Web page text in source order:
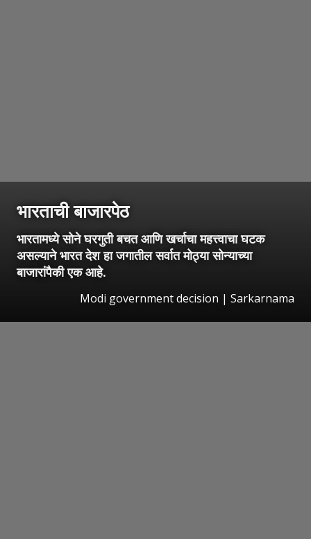
भारताची बाजारपेठ
भारतामध्ये सोने घरगुती बचत आणि खर्चाचा महत्त्वाचा घटक
असल्याने भारत देश हा जगातील सर्वात मोठ्या सोन्याच्या
बाजारांपैकी एक आहे.
Modi government decision | Sarkarnama